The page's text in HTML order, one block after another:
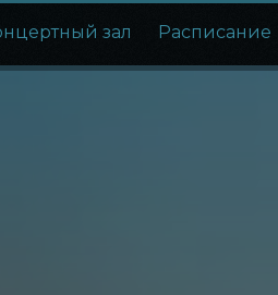
зал Расписание